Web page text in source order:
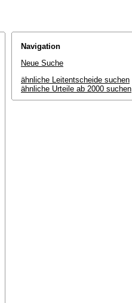
Navigation
Neue Suche
ähnliche Leitentscheide suchen
ähnliche Urteile ab 2000 suchen